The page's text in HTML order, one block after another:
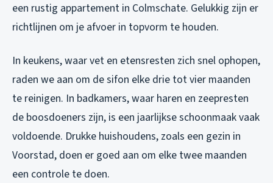
een rustig appartement in Colmschate. Gelukkig zijn er
richtlijnen om je afvoer in topvorm te houden.
In keukens, waar vet en etensresten zich snel ophopen,
raden we aan om de sifon elke drie tot vier maanden
te reinigen. In badkamers, waar haren en zeepresten
de boosdoeners zijn, is een jaarlijkse schoonmaak vaak
voldoende. Drukke huishoudens, zoals een gezin in
Voorstad, doen er goed aan om elke twee maanden
een controle te doen.